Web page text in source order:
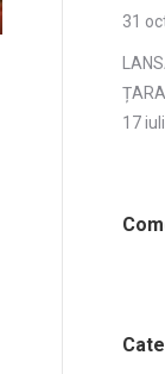
31
17